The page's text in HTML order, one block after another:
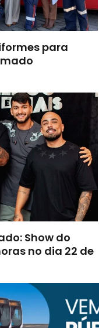
para
Show do
no dia 22 de